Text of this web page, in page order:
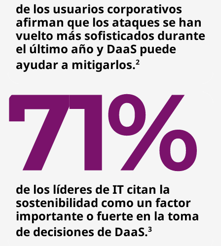
de los usuarios corporativos
afirman que los ataques se han
vuelto más sofisticados durante
el último año y DaaS puede
ayudar a mitigarlos.2
de los líderes de IT citan la
sostenibilidad como un factor
importante o fuerte en la toma
de decisiones de DaaS.3